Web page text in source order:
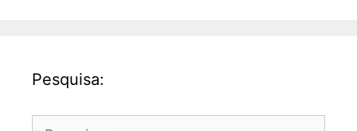
Pesquisa: